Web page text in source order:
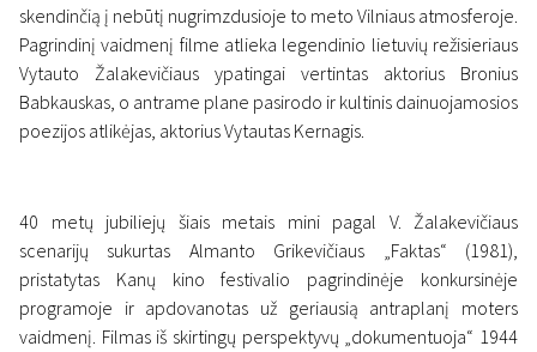
skendinčią į nebūtį nugrimzdusioje to meto Vilniaus atmosferoje.
Pagrindinį vaidmenį filme atlieka legendinio lietuvių režisieriaus
Vytauto Žalakevičiaus ypatingai vertintas aktorius Bronius
Babkauskas, o antrame plane pasirodo ir kultinis dainuojamosios
poezijos atlikėjas, aktorius Vytautas Kernagis.
40 metų jubiliejų šiais metais mini pagal V. Žalakevičiaus
scenarijų sukurtas Almanto Grikevičiaus „Faktas“ (1981),
pristatytas Kanų kino festivalio pagrindinėje konkursinėje
programoje ir apdovanotas už geriausią antraplanį moters
vaidmenį. Filmas iš skirtingų perspektyvų „dokumentuoja“ 1944